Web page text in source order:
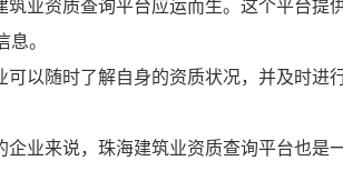
业资质查询平台应运而生。这个平台提
。
以随时了解自身的资质状况，并及时进
业来说，珠海建筑业资质查询平台也是